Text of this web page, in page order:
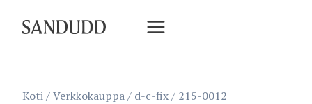
sisältöön
Koti/Verkkokauppa/ d-c-fix/ 215-0012